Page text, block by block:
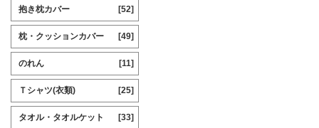
抱き枕カバー [52]
枕・クッションカバー [49]
のれん [11]
Ｔシャツ(衣類) [25]
タオル・タオルケット [33]